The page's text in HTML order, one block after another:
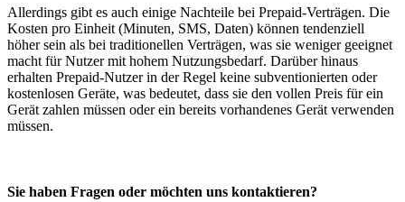
Allerdings gibt es auch einige Nachteile bei Prepaid-Verträgen. Die
Kosten pro Einheit (Minuten, SMS, Daten) können tendenziell
höher sein als bei traditionellen Verträgen, was sie weniger geeignet
macht für Nutzer mit hohem Nutzungsbedarf. Darüber hinaus
erhalten Prepaid-Nutzer in der Regel keine subventionierten oder
kostenlosen Geräte, was bedeutet, dass sie den vollen Preis für ein
Gerät zahlen müssen oder ein bereits vorhandenes Gerät verwenden
müssen.
Sie haben Fragen oder möchten uns kontaktieren?